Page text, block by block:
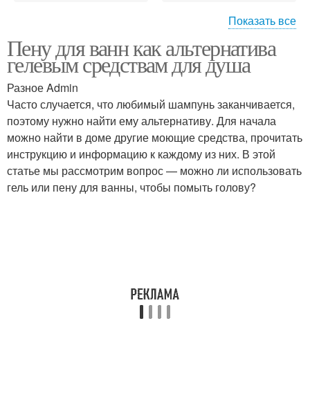
Пены в ванне Детская пена
Идеальная пена Твердая пена
Показать все
Пену для ванн как альтернатива
гелевым средствам для душа
Разное Admin
Часто случается, что любимый шампунь заканчивается,
поэтому нужно найти ему альтернативу. Для начала
можно найти в доме другие моющие средства, прочитать
инструкцию и информацию к каждому из них. В этой
статье мы рассмотрим вопрос — можно ли использовать
гель или пену для ванны, чтобы помыть голову?